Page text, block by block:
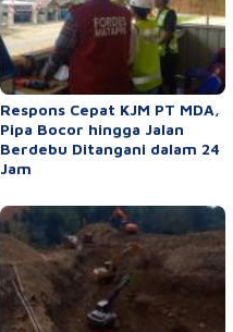
Respons Cepat KJM PT MDA,
Pipa Bocor hingga Jalan
Berdebu Ditangani dalam 24
Jam